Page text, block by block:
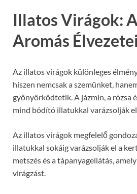
Illatos Virágok:
Aromás Élvezetei
Az illatos virágok különleges
hiszen nemcsak a szemünket,
gyönyörködtetik. A jázmin, a rózsa
mind bódító illatukkal varázsolják
Az illatos virágok megfelelő
illatukkal sokáig varázsolják el a
metszés és a tápanyagellátás,
virágzást.